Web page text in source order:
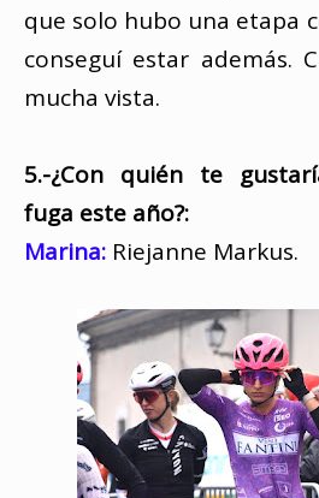
que solo hubo una etapa
conseguí estar además.
mucha vista.
5.-¿Con quién te
fuga este año?:
Marina: Riejanne Markus.